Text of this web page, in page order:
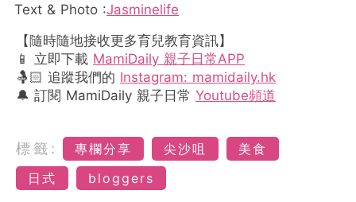
Text & Photo :Jasminelife
【隨時隨地接收更多育兒教育資訊】
📱 立即下載 MamiDaily 親子日常APP
🤱🏻 追蹤我們的 Instagram: mamidaily.hk
🔔 訂閱 MamiDaily 親子日常 Youtube頻道
標籤: 專欄分享 尖沙咀
美食
日式
bloggers